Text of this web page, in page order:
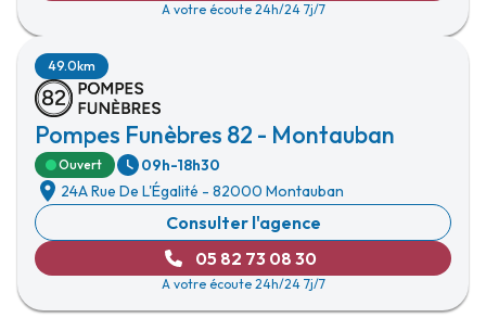
A votre écoute 24h/24 7j/7
Pompes Funèbres 82 - Montauban
49.0km
Ouvert
09h-18h30
24A Rue De L'Égalité - 82000 Montauban
Consulter l'agence
05 82 73 08 30
A votre écoute 24h/24 7j/7